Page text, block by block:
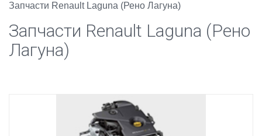
Запчасти Renault Laguna (Рено Лагуна)
Запчасти Renault Laguna (Рено
Лагуна)